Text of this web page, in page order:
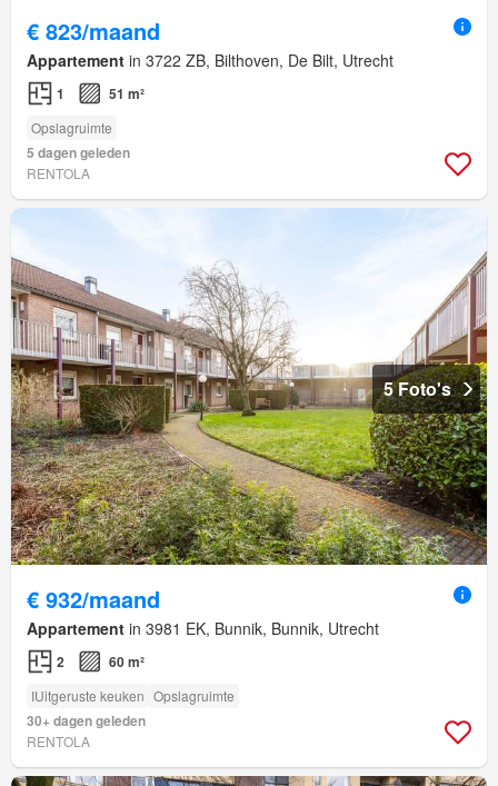
€ 823/maand
Appartement in 3722 ZB, Bilthoven, De Bilt, Utrecht
1 51 m²
Opslagruimte
5 dagen geleden
RENTOLA
5 Foto's
€ 932/maand
Appartement in 3981 EK, Bunnik, Bunnik, Utrecht
2 60 m²
IUitgeruste keuken Opslagruimte
30+ dagen geleden
RENTOLA